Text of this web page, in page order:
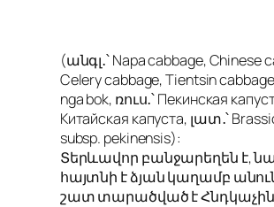
(անգլ․՝ Napa cabbage, Chinese
Celery cabbage, Tientsin
nga bok, ռուս․՝ Пекинская
Китайская капуста, լատ․՝
subsp. pekinensis):
Տերևավոր բանջարեղեն է,
հայտնի է ձյան կաղամբ
շատ տարածված է